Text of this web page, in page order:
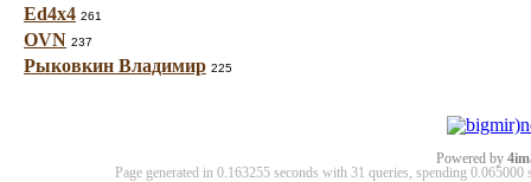
Ed4x4 261
OVN 237
Рыковкин Владимир 225
Powered by
Page generated in 0.163255 seconds with 31 queries, spending